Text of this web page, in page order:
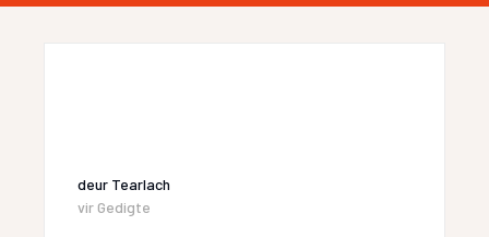
deur Tearlach
vir Gedigte